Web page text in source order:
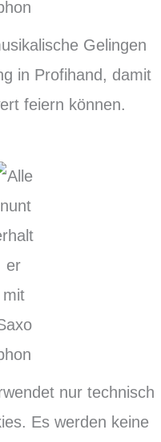
Gelingen
in Profihand, damit
feiern können.
nur technisch
Es werden keine